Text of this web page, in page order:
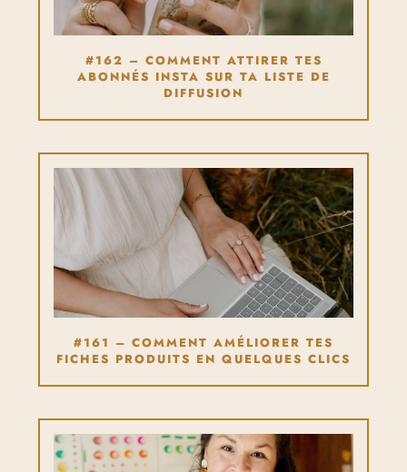
#162 – COMMENT ATTIRER TES
ABONNÉS INSTA SUR TA LISTE DE
DIFFUSION
#161 – COMMENT AMÉLIORER TES
FICHES PRODUITS EN QUELQUES CLICS